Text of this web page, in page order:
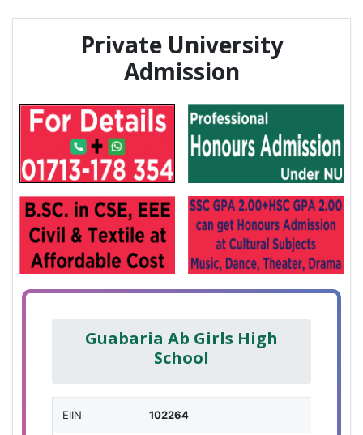
Private University
Admission
Guabaria Ab Girls High
School
EIIN 102264